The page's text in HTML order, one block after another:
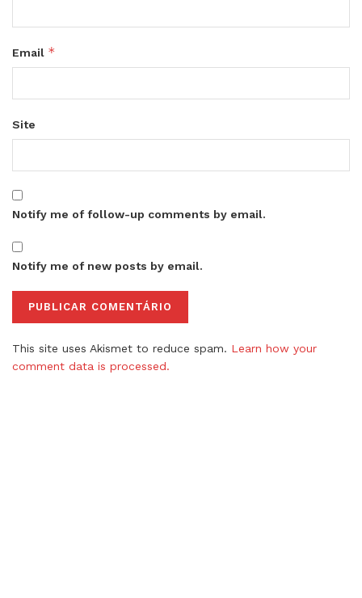
Email *
Site
Notify me of follow-up comments by email.
Notify me of new posts by email.
This site uses Akismet to reduce spam. Learn how your
comment data is processed.